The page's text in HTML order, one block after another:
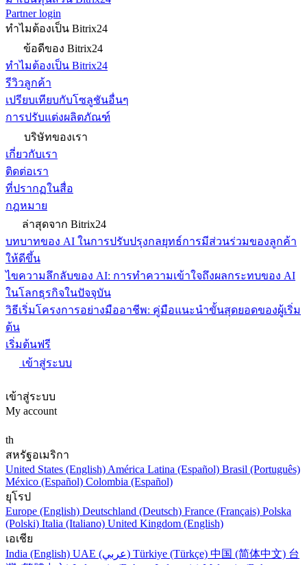
Partner login
ทำไมต้องเป็น Bitrix24
ข้อดีของ Bitrix24
ทำไมต้องเป็น Bitrix24
รีวิวลูกค้า
เปรียบเทียบกับโซลูชันอื่นๆ
การปรับแต่งผลิตภัณฑ์
บริษัทของเรา
เกี่ยวกับเรา
ติดต่อเรา
ที่ปรากฏในสื่อ
กฎหมาย
ล่าสุดจาก Bitrix24
บทบาทของ AI ในการปรับปรุงกลยุทธ์การมีส่วนร่วมของลูกค้า
ให้ดีขึ้น
ไขความลึกลับของ AI: การทำความเข้าใจถึงผลกระทบของ AI
ในโลกธุรกิจในปัจจุบัน
วิธีเริ่มโครงการอย่างมืออาชีพ: คู่มือแนะนำขั้นสุดยอดของผู้เริ่ม
ต้น
เริ่มต้นฟรี
เข้าสู่ระบบ
เข้าสู่ระบบ
My account
th
สหรัฐอเมริกา
United States (English) América Latina (Español) Brasil (Português)
México (Español) Colombia (Español)
ยุโรป
Europe (English) Deutschland (Deutsch) France (Français) Polska
(Polski) Italia (Italiano) United Kingdom (English)
เอเชีย
India (English)
UAE (عربي) Türkiye (Türkçe) 中国 (简体中文) 台